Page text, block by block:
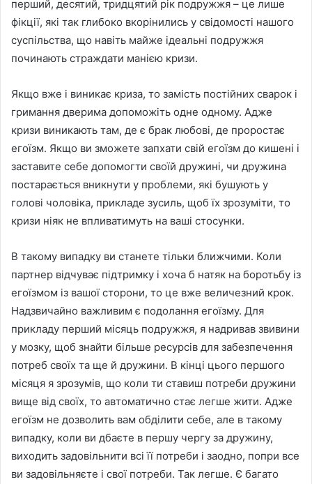
перший, десятий, тридцятий рік подружжя – це лише
фікції, які так глибоко вкорінились у свідомості нашого
суспільства, що навіть майже ідеальні подружжя
починають страждати манією кризи.
Якщо вже і виникає криза, то замість постійних сварок і
гримання дверима допоможіть одне одному. Адже
кризи виникають там, де є брак любові, де проростає
егоїзм. Якщо ви зможете запхати свій егоїзм до кишені і
заставите себе допомогти своїй дружині, чи дружина
постарається вникнути у проблеми, які бушують у
голові чоловіка, прикладе зусиль, щоб їх зрозуміти, то
кризи ніяк не впливатимуть на ваші стосунки.
В такому випадку ви станете тільки ближчими. Коли
партнер відчуває підтримку і хоча б натяк на боротьбу із
егоїзмом із вашої сторони, то це вже величезний крок.
Надзвичайно важливим є подолання егоїзму. Для
прикладу перший місяць подружжя, я надривав звивини
у мозку, щоб знайти більше ресурсів для забезпечення
потреб своїх та ще й дружини. В кінці цього першого
місяця я зрозумів, що коли ти ставиш потреби дружини
вище від своїх, то автоматично стає легше жити. Адже
егоїзм не дозволить вам обділити себе, але в такому
випадку, коли ви дбаєте в першу чергу за дружину,
виходить задовільнити всі її потреби і заодно, попри все
ви задовільняєте і свої потреби. Так легше. Є багато